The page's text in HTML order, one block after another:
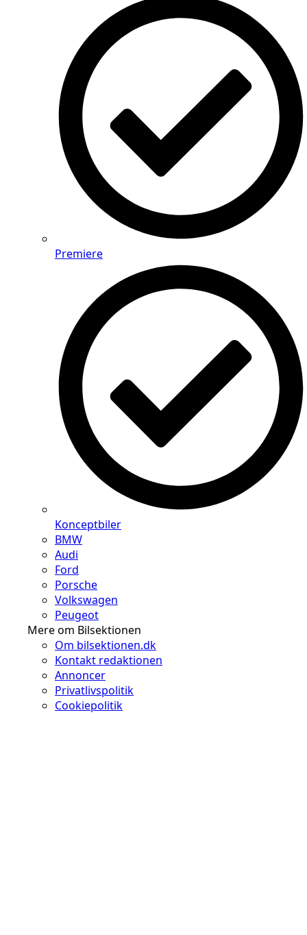
Premiere
Konceptbiler
BMW
Audi
Ford
Porsche
Volkswagen
Peugeot
Mere om Bilsektionen
Om bilsektionen.dk
Kontakt redaktionen
Annoncer
Privatlivspolitik
Cookiepolitik